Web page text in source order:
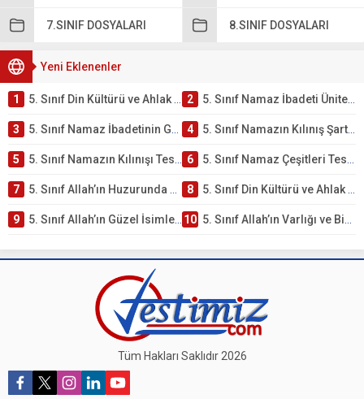
7.SINIF DOSYALARI 8.SINIF DOSYALARI
Yeni Eklenenler
1 5. Sınıf Din Kültürü ve Ahlak Bilgisi 2. Ünite: Namaz İbadeti Çalışmaları 2 5. Sınıf Namaz İbadeti Ünite Testi – Online Çöz
3 5. Sınıf Namaz İbadetinin Getirdiği Faydalar Testi 4 5. Sınıf Namazın Kılınış Şartları Testi
5 5. Sınıf Namazın Kılınışı Testi – Online Çöz 6 5. Sınıf Namaz Çeşitleri Testi – Online Çöz
7 5. Sınıf Allah’ın Huzurunda Olmak – Namaz İbadeti Testi 8 5. Sınıf Din Kültürü ve Ahlak Bilgisi 1. Ünite: Allah İnancı Çalışmaları
9 5. Sınıf Allah’ın Güzel İsimleri Testi – Online Çöz 10 5. Sınıf Allah’ın Varlığı ve Birliği Testi – Online Çöz
Tüm Hakları Saklıdır 2026